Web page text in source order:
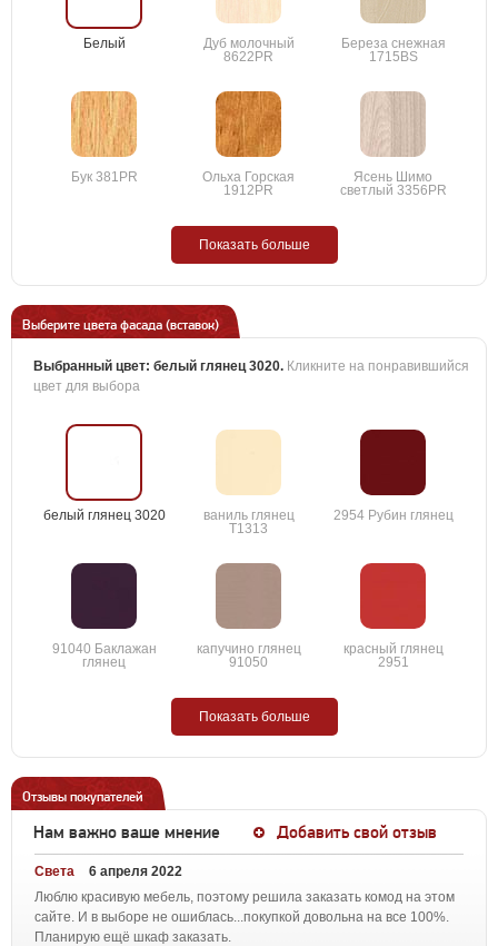
Белый
Дуб молочный
8622PR
Береза снежная
1715BS
Бук 381PR
Ольха Горская
1912PR
Ясень Шимо
светлый 3356PR
Показать больше
Выберите цвета фасада (вставок)
Выбранный цвет: белый глянец 3020. Кликните на понравившийся
цвет для выбора
белый глянец 3020
ваниль глянец
T1313
2954 Рубин глянец
91040 Баклажан
глянец
капучино глянец
91050
красный глянец
2951
Показать больше
Отзывы покупателей
Нам важно ваше мнение Добавить свой отзыв
Света
6 апреля 2022
Люблю красивую мебель, поэтому решила заказать комод на этом
сайте. И в выборе не ошиблась...покупкой довольна на все 100%.
Планирую ещё шкаф заказать.